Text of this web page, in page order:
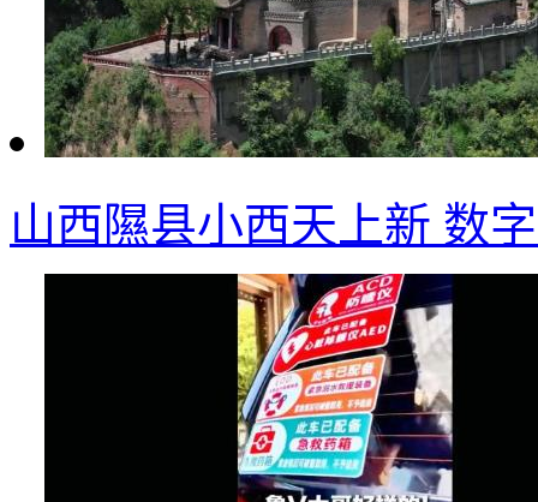
山西隰县小西天上新 数